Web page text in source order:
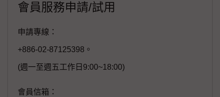
會員服務申請/試用
申請專線：
+886-02-87125398。
(週一至週五工作日9:00~18:00)
會員信箱：